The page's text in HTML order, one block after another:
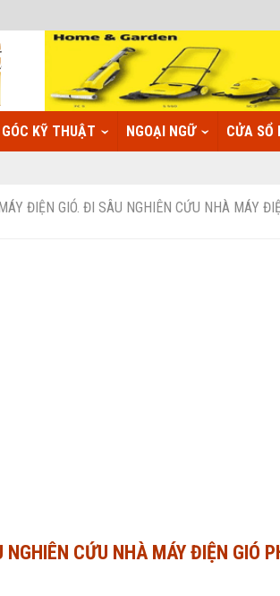
GÓC KỸ THUẬT NGOẠI NGỮ CỬA SỔ
ĐIỆN GIÓ. ĐI SÂU NGHIÊN CỨU NHÀ MÁY
CỨU NHÀ MÁY ĐIỆN GIÓ